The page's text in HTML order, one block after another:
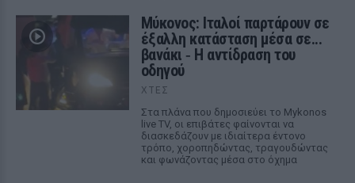
Μύκονος: Ιταλοί παρτάρουν σε
έξαλλη κατάσταση μέσα σε...
βανάκι ‑ Η αντίδραση του
οδηγού
ΧΤΕΣ
Στα πλάνα που δημοσιεύει το Mykonos
live TV, οι επιβάτες φαίνονται να
διασκεδάζουν με ιδιαίτερα έντονο
τρόπο, χοροπηδώντας, τραγουδώντας
και φωνάζοντας μέσα στο όχημα